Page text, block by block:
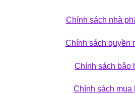
Chính sách nhà
Chính sách quyền
Chính sách bảo
Chính sách mua